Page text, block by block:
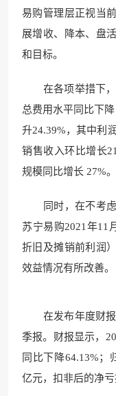
易购管理层正视当
展增收、降本、盘
和目标。
在各项举措下，
总费用水平同比下
升24.39%，其中利
销售收入环比增长
规模同比增长 27%。
同时，在不考虑
苏宁易购2021年11
折旧及摊销前利润
效益情况有所改善。
在发布年度财报
季报。财报显示，
同比下降64.13%；
亿元，扣非后的净亏